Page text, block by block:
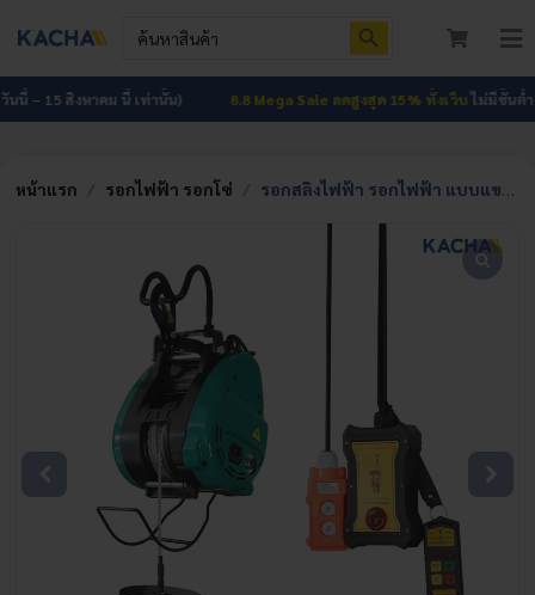
Search
for:
หน้าแรก
เข้าสู่ระบบ
– 15 สิงหาคม นี้ เท่านั้น) 8.8 Mega Sale ลดสูงสุด 15% ทั้งเว็บไม่มีขั้นต่ำ (วั
หน้าแรก รอกไฟฟ้า รอกโซ่ รอกสลิงไฟฟ้า รอกไฟฟ้า แบบแขวน 500 กก. สายสลิงยาว 20 เมตร มีรีโมทไร้สาย